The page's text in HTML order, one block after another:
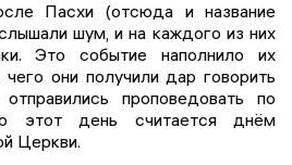
Пасхи (отсюда и название
шум, и на каждого из них
Это событие наполнило их
они получили дар говорить
проповедовать по
этот день считается днём
Церкви.